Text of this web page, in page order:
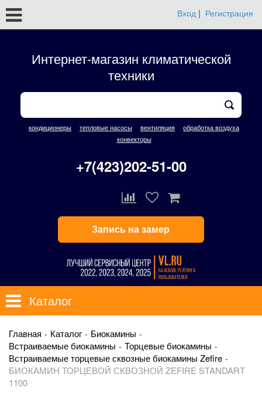
Вход | Регистрация
Интернет-магазин климатической
техники
кондиционеры тепловые насосы вентиляция
обработка воздуха
конвекторы
+7(423)202-51-00
Запись на замер
Каталог
Главная Каталог
Биокамины
Встраиваемые биокамины
Торцевые биокамины
Встраиваемые торцевые сквозные биокамины Zefire
БИОКАМИН ТОРЦЕВОЙ СКВОЗНОЙ ZEFIRE STANDART
1100